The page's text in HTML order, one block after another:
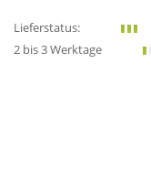
Lieferstatus:
2 bis 3 Werktage